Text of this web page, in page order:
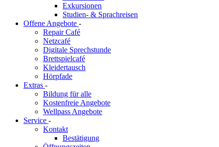
Exkursionen
Studien- & Sprachreisen
Offene Angebote -
Repair Café
Netzcafé
Digitale Sprechstunde
Brettspielcafé
Kleidertausch
Hörpfade
Extras -
Bildung für alle
Kostenfreie Angebote
Wellpass Angebote
Service -
Kontakt
Bestätigung